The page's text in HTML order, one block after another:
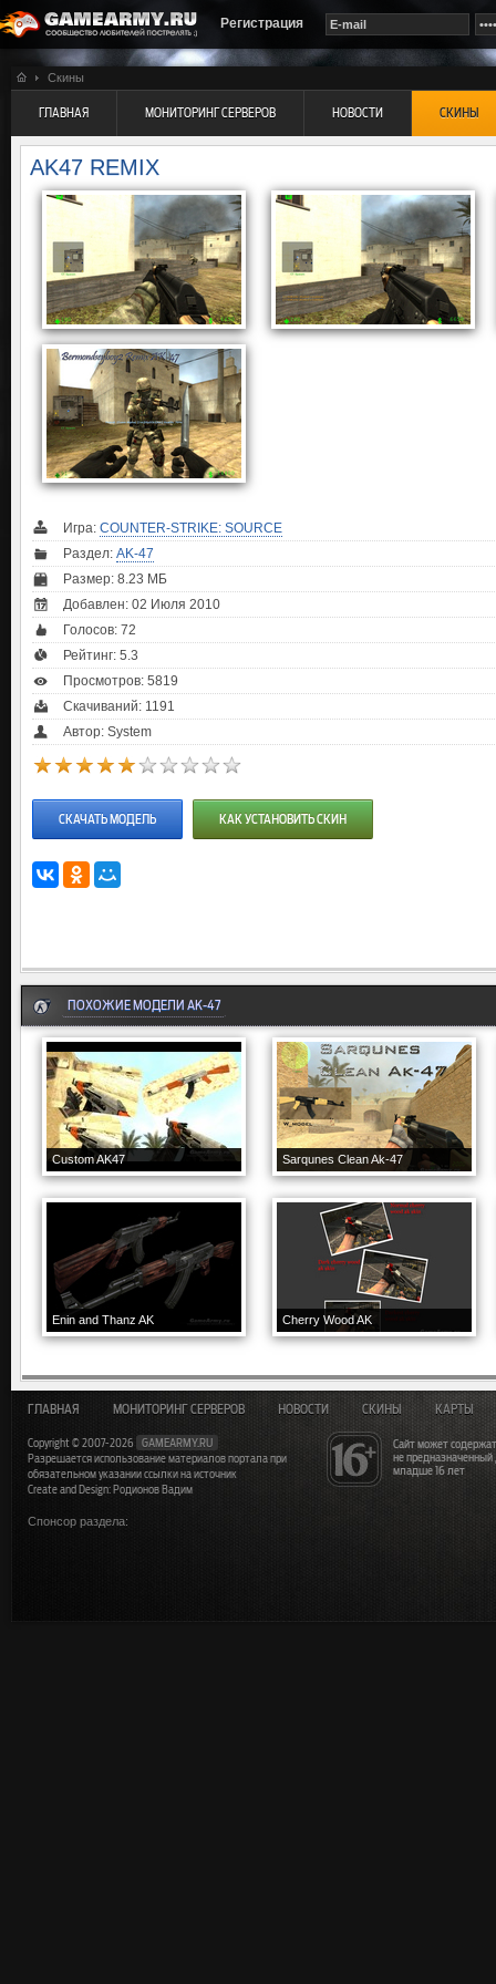
Регистрация
Скины
ГЛАВНАЯ МОНИТОРИНГ СЕРВЕРОВ НОВОСТИ СКИНЫ
AK47 REMIX
Игра: COUNTER-STRIKE: SOURCE
Раздел: AK-47
Размер: 8.23 МБ
Добавлен: 02 Июля 2010
Голосов: 72
Рейтинг: 5.3
Просмотров: 5819
Скачиваний: 1191
Автор: System
СКАЧАТЬ МОДЕЛЬ КАК УСТАНОВИТЬ СКИН
ПОХОЖИЕ МОДЕЛИ AK-47
Custom AK47 Sarqunes Clean Ak-47
Enin and Thanz AK Cherry Wood AK
Сайт может
не
младше 16 лет
ГЛАВНАЯ МОНИТОРИНГ СЕРВЕРОВ НОВОСТИ СКИНЫ КАРТЫ
Copyright © 2007-2026
GAMEARMY.RU
Разрешается использование материалов портала при
обязательном указании ссылки на источник
Create and Design: Родионов Вадим
Спонсор раздела: